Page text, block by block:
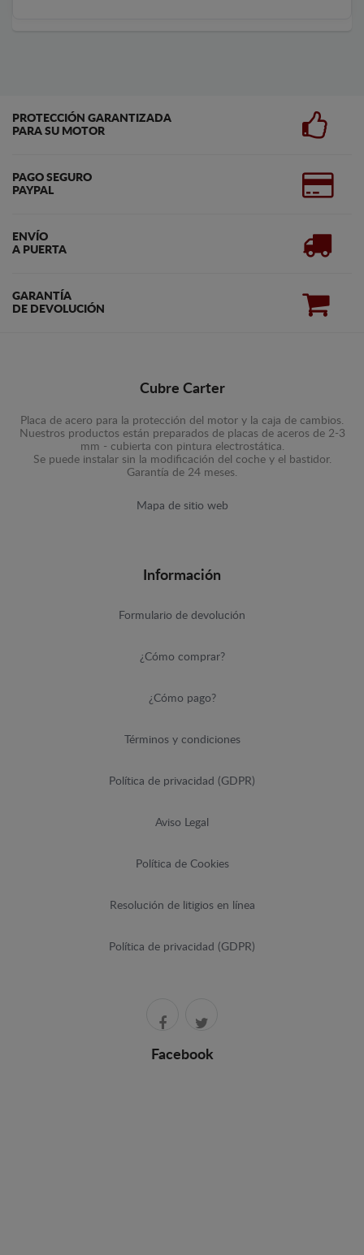
PROTECCIÓN GARANTIZADA
PARA SU MOTOR
PAGO SEGURO
PAYPAL
ENVÍO
A PUERTA
GARANTÍA
DE DEVOLUCIÓN
Cubre Carter
Placa de acero para la protección del motor y la caja de cambios.
Nuestros productos están preparados de placas de aceros de 2-3
mm - cubierta con pintura electrostática.
Se puede instalar sin la modificación del coche y el bastidor.
Garantía de 24 meses.
Mapa de sitio web
Información
Formulario de devolución
¿Cómo comprar?
¿Cómo pago?
Términos y condiciones
Política de privacidad (GDPR)
Aviso Legal
Política de Cookies
Resolución de litigios en línea
Política de privacidad (GDPR)
Facebook